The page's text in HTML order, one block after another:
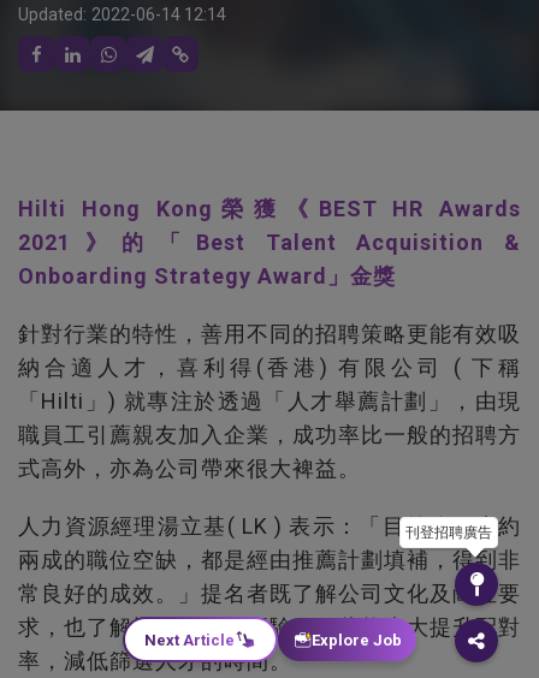
Updated: 2022-06-14 12:14
Hilti Hong Kong榮獲《BEST HR Awards
2021》的「Best Talent Acquisition &
Onboarding Strategy Award」金獎
針對行業的特性，善用不同的招聘策略更能有效吸
納合適人才，喜利得(香港) 有限公司 ( 下稱
「Hilti」) 就專注於透過「人才舉薦計劃」，由現
職員工引薦親友加入企業，成功率比一般的招聘方
式高外，亦為公司帶來很大裨益。
人力資源經理湯立基( LK ) 表示：「目前公司大約
兩成的職位空缺，都是經由推薦計劃填補，得到非
常良好的成效。」提名者既了解公司文化及崗位要
求，也了解被推薦人的經驗，因此能大大提升配對
率，減低篩選人才的時間。
刊登招聘廣告
Next Article Explore Job